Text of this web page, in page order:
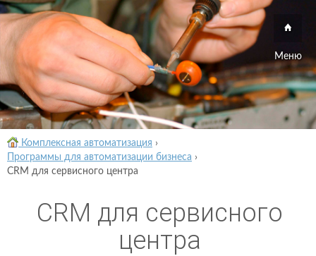
Меню
Комплексная автоматизация ›
Программы для автоматизации бизнеса ›
CRM для сервисного центра
CRM для сервисного
центра